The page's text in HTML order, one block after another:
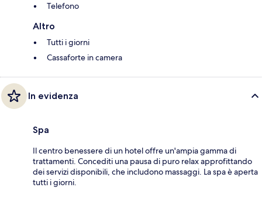
Telefono
Altro
Tutti i giorni
Cassaforte in camera
In evidenza
Spa
Il centro benessere di un hotel offre un'ampia gamma di
trattamenti. Concediti una pausa di puro relax approfittando
dei servizi disponibili, che includono massaggi. La spa è aperta
tutti i giorni.